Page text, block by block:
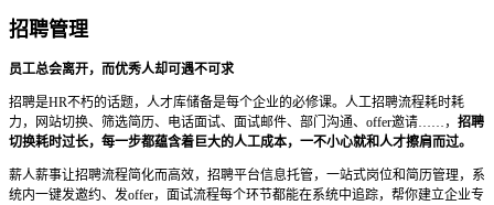
招聘管理
员工总会离开，而优秀人却可遇不可求
招聘是HR不朽的话题，人才库储备是每个企业的必修课。人工招聘流程耗时耗
力，网站切换、筛选简历、电话面试、面试邮件、部门沟通、offer邀请……， 招聘
切换耗时过长，每一步都蕴含着巨大的人工成本，一不小心就和人才擦肩而过。
薪人薪事让招聘流程简化而高效，招聘平台信息托管，一站式岗位和简历管理，系
统内一键发邀约、发offer，面试流程每个环节都能在系统中追踪，帮你建立企业专